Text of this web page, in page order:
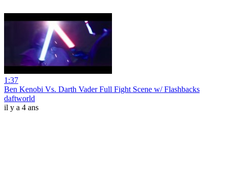
1:37
Ben Kenobi Vs. Darth Vader Full Fight Scene w/ Flashbacks
daftworld
il y a 4 ans